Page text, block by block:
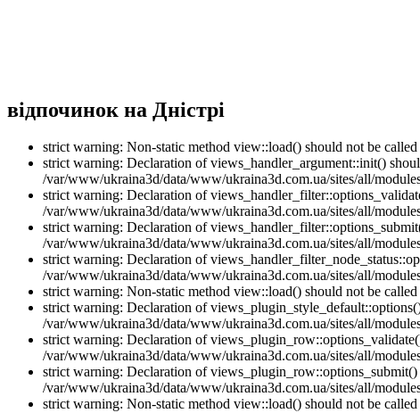
відпочинок на Дністрі
strict warning: Non-static method view::load() should not be
strict warning: Declaration of views_handler_argument::init()
/var/www/ukraina3d/data/www/ukraina3d.com.ua/sites/all/
strict warning: Declaration of
/var/www/ukraina3d/data/www/ukraina3d.com.ua/sites/all/
strict warning: Declaration of
/var/www/ukraina3d/data/www/ukraina3d.com.ua/sites/all/
strict warning: Declaration of
/var/www/ukraina3d/data/www/ukraina3d.com.ua/sites/all/
strict warning: Non-static method view::load() should not be
strict warning: Declaration of
/var/www/ukraina3d/data/www/ukraina3d.com.ua/sites/all/
strict warning: Declaration of
/var/www/ukraina3d/data/www/ukraina3d.com.ua/sites/all/
strict warning: Declaration of
/var/www/ukraina3d/data/www/ukraina3d.com.ua/sites/all/
strict warning: Non-static method view::load() should not be